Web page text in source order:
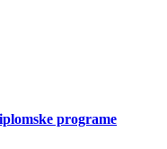
programe